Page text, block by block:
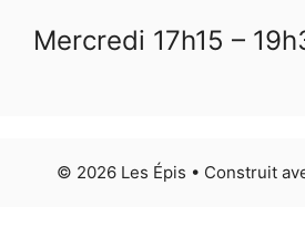
Mercredi 17h15 –
© 2026 Les Épis • Construit